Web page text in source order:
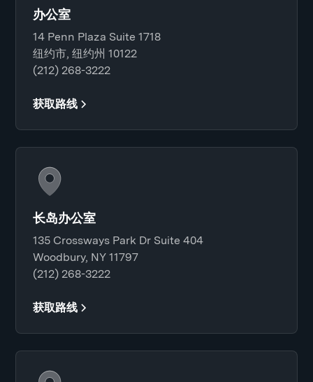
办公室
14 Penn Plaza Suite 1718
纽约市, 纽约州 10122
(212) 268-3222
获取路线
长岛办公室
135 Crossways Park Dr Suite 404
Woodbury, NY 11797
(212) 268-3222
获取路线